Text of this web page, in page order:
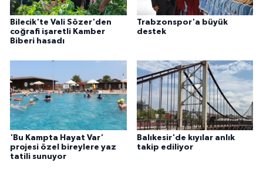
Bilecik'te Vali Sözer'den
coğrafi işaretli Kamber
Biberi hasadı
Trabzonspor'a büyük
destek
'Bu Kampta Hayat Var'
projesi özel bireylere yaz
tatili sunuyor
Balıkesir'de kıyılar anlık
takip ediliyor